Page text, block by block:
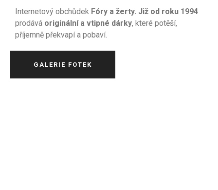
Internetový obchůdek Fóry a žerty. Již od roku 1994
prodává originální a vtipné dárky, které potěší,
příjemně překvapí a pobaví.
GALERIE FOTEK